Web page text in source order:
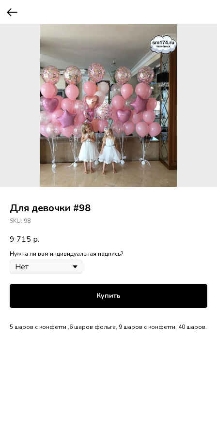
Для девочки #98
SKU: 98
9 715 р.
Нужна ли вам индивидуальная надпись?
Купить
5 шаров с конфетти ,6 шаров фольга, 9 шаров с конфетти, 40 шаров.